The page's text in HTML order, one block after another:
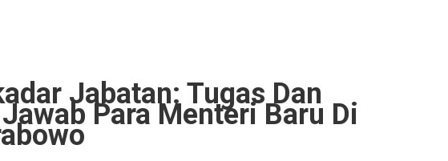
Jabatan: Tugas Dan
Para Menteri Baru Di